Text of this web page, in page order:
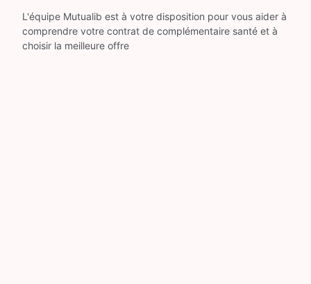
L'équipe Mutualib est à votre disposition pour vous aider à
comprendre votre contrat de complémentaire santé et à
choisir la meilleure offre